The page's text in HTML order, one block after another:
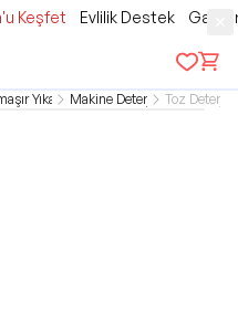
Keşfet Evlilik Destek
YıkamaMakine DeterjanıToz Deterjan